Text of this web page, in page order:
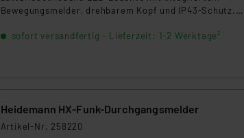
Bewegungsmelder, drehbarem Kopf und IP43-Schutz.
einfach montieren, überall einsetzen.
sofort versandfertig - Lieferzeit: 1-2 Werktage²
Heidemann HX-Funk-Durchgangsmelder
Artikel-Nr. 258220